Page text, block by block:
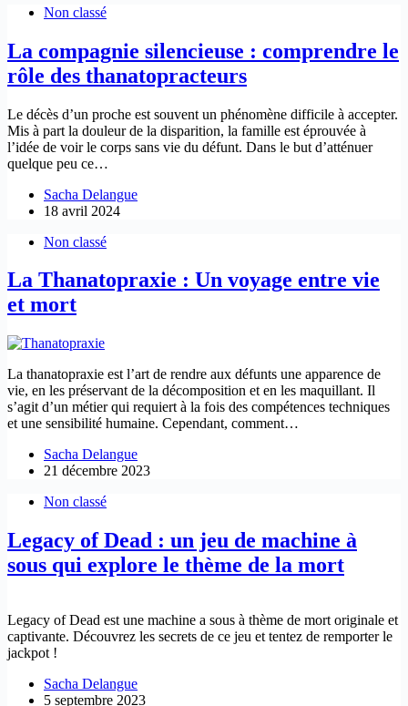
Non classé
La compagnie silencieuse : comprendre le
rôle des thanatopracteurs
Le décès d’un proche est souvent un phénomène difficile à accepter.
Mis à part la douleur de la disparition, la famille est éprouvée à
l’idée de voir le corps sans vie du défunt. Dans le but d’atténuer
quelque peu ce…
Sacha Delangue
18 avril 2024
Non classé
La Thanatopraxie : Un voyage entre vie
et mort
La thanatopraxie est l’art de rendre aux défunts une apparence de
vie, en les préservant de la décomposition et en les maquillant. Il
s’agit d’un métier qui requiert à la fois des compétences techniques
et une sensibilité humaine. Cependant, comment…
Sacha Delangue
21 décembre 2023
Non classé
Legacy of Dead : un jeu de machine à
sous qui explore le thème de la mort
Legacy of Dead est une machine a sous à thème de mort originale et
captivante. Découvrez les secrets de ce jeu et tentez de remporter le
jackpot !
Sacha Delangue
5 septembre 2023